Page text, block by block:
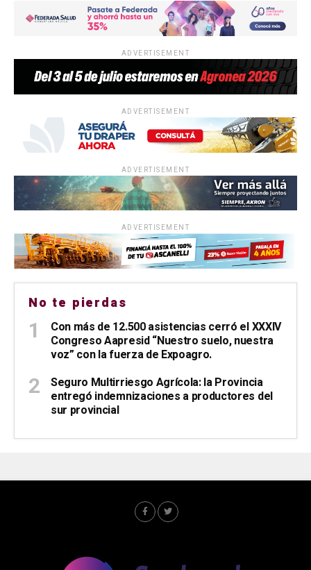
ADVERTISEMENT
ADVERTISEMENT
ADVERTISEMENT
ADVERTISEMENT
No te pierdas
Con más de 12.500 asistencias cerró el XXXIV
Congreso Aapresid “Nuestro suelo, nuestra
voz” con la fuerza de Expoagro.
Seguro Multirriesgo Agrícola: la Provincia
entregó indemnizaciones a productores del
sur provincial